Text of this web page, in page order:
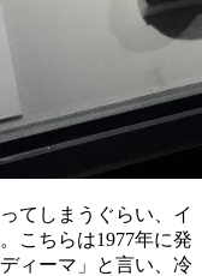
てしまうぐらい、イ
こちらは1977年に発
ィーマ」と言い、冷